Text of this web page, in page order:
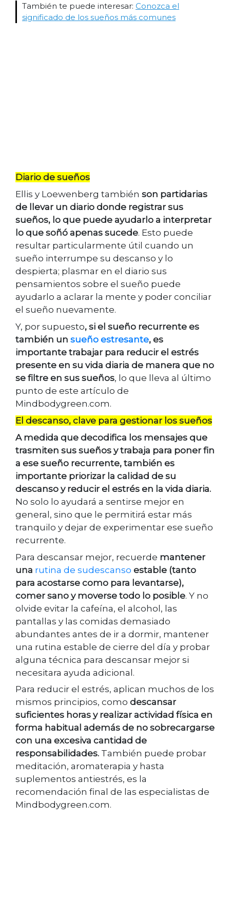
También te puede interesar: Conozca el
significado de los sueños más comunes
Diario de sueños
Ellis y Loewenberg también son partidarias
de llevar un diario donde registrar sus
sueños, lo que puede ayudarlo a interpretar
lo que soñó apenas sucede. Esto puede
resultar particularmente útil cuando un
sueño interrumpe su descanso y lo
despierta; plasmar en el diario sus
pensamientos sobre el sueño puede
ayudarlo a aclarar la mente y poder conciliar
el sueño nuevamente.
Y, por supuesto, si el sueño recurrente es
también un sueño estresante, es
importante trabajar para reducir el estrés
presente en su vida diaria de manera que no
se filtre en sus sueños, lo que lleva al último
punto de este artículo de
Mindbodygreen.com.
El descanso, clave para gestionar los sueños
A medida que decodifica los mensajes que
trasmiten sus sueños y trabaja para poner fin
a ese sueño recurrente, también es
importante priorizar la calidad de su
descanso y reducir el estrés en la vida diaria.
No solo lo ayudará a sentirse mejor en
general, sino que le permitirá estar más
tranquilo y dejar de experimentar ese sueño
recurrente.
Para descansar mejor, recuerde mantener
una rutina de sudescanso estable (tanto
para acostarse como para levantarse),
comer sano y moverse todo lo posible. Y no
olvide evitar la cafeína, el alcohol, las
pantallas y las comidas demasiado
abundantes antes de ir a dormir, mantener
una rutina estable de cierre del día y probar
alguna técnica para descansar mejor si
necesitara ayuda adicional.
Para reducir el estrés, aplican muchos de los
mismos principios, como descansar
suficientes horas y realizar actividad física en
forma habitual además de no sobrecargarse
con una excesiva cantidad de
responsabilidades. También puede probar
meditación, aromaterapia y hasta
suplementos antiestrés, es la
recomendación final de las especialistas de
Mindbodygreen.com.